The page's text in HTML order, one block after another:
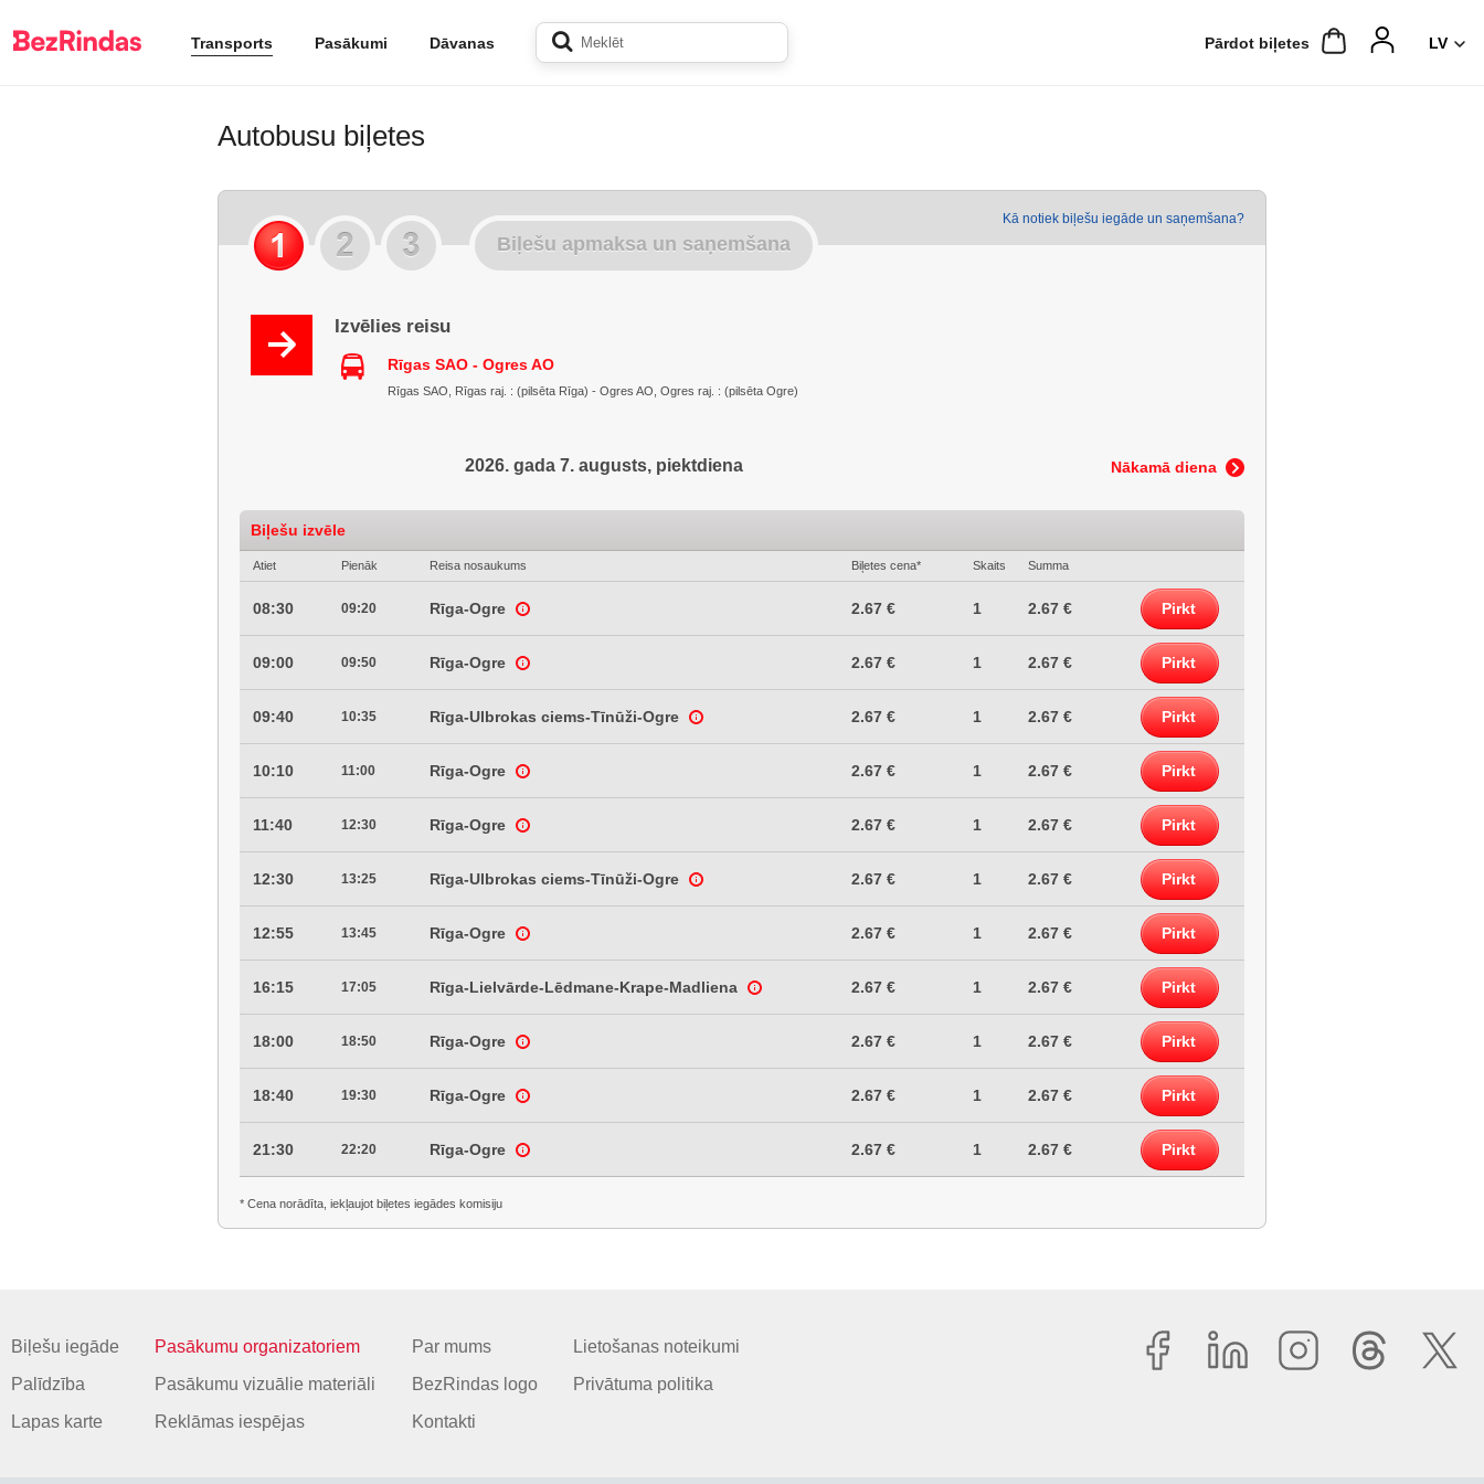
Transports Pasākumi Dāvanas Pārdot biļetes
Autobusu biļetes
Kā notiek biļešu iegāde un saņemšana?
Biļešu apmaksa un saņemšana
Izvēlies reisu
Rīgas SAO - Ogres AO
Rīgas SAO, Rīgas raj. : (pilsēta Rīga) - Ogres AO, Ogres raj. : (pilsēta Ogre)
Nākamā diena
2026. gada 7. augusts, piektdiena
Biļešu izvēle
Atiet Pienāk Reisa nosaukums Biļetes cena* Skaits Summa
08:30 09:20 Rīga-Ogre 2.67 € 1 2.67 € Pirkt
09:00 09:50 Rīga-Ogre 2.67 € 1 2.67 € Pirkt
09:40 10:35 Rīga-Ulbrokas ciems-Tīnūži-Ogre 2.67 € 1 2.67 € Pirkt
10:10 11:00 Rīga-Ogre 2.67 € 1 2.67 € Pirkt
11:40 12:30 Rīga-Ogre 2.67 € 1 2.67 € Pirkt
12:30 13:25 Rīga-Ulbrokas ciems-Tīnūži-Ogre 2.67 € 1 2.67 € Pirkt
12:55 13:45 Rīga-Ogre 2.67 € 1 2.67 € Pirkt
16:15 17:05 Rīga-Lielvārde-Lēdmane-Krape-Madliena 2.67 € 1 2.67 € Pirkt
18:00 18:50 Rīga-Ogre 2.67 € 1 2.67 € Pirkt
18:40 19:30 Rīga-Ogre 2.67 € 1 2.67 € Pirkt
21:30 22:20 Rīga-Ogre 2.67 € 1 2.67 € Pirkt
* Cena norādīta, iekļaujot biļetes iegādes komisiju
Biļešu iegāde
Palīdzība
Lapas karte
Pasākumu organizatoriem
Pasākumu vizuālie materiāli
Reklāmas iespējas
Par mums
BezRindas logo
Kontakti
Lietošanas noteikumi
Privātuma politika